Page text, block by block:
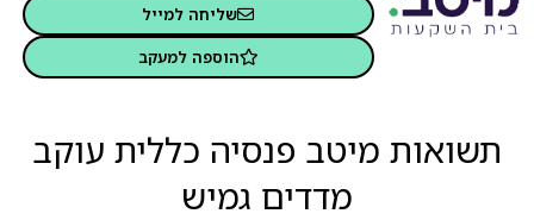
שליחה למייל
הוספה למעקב
תשואות מיטב פנסיה כללית עוקב
מדדים גמיש